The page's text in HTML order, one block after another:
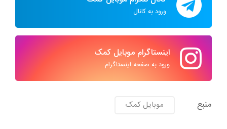
ورود به کانال
اینستاگرام موبایل کمک
ورود به صفحه اینستاگرام
منبع موبایل کمک